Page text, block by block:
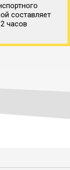
составляет
часов